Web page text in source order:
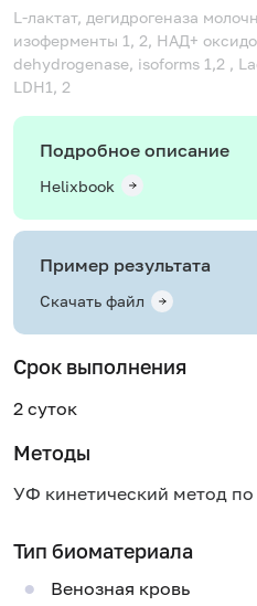
L-лактат, дегидрогеназа
изоферменты 1, 2, НАД+
dehydrogenase, isoforms 1,2 ,
LDH1, 2
Подробное описание
Helixbook
Пример результата
Скачать файл
Срок выполнения
2 суток
Методы
УФ кинетический метод по
Тип биоматериала
Венозная кровь